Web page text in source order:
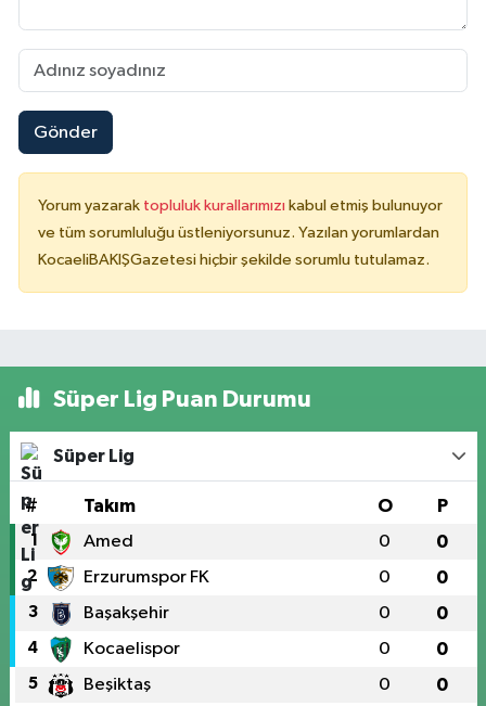
Gönder
Yorum yazarak topluluk kurallarımızı kabul etmiş bulunuyor
ve tüm sorumluluğu üstleniyorsunuz. Yazılan yorumlardan
KocaeliBAKIŞGazetesi hiçbir şekilde sorumlu tutulamaz.
Süper Lig Puan Durumu
Süper Lig
# Takım O P
1 Amed 0 0
2 Erzurumspor FK 0 0
3 Başakşehir 0 0
4 Kocaelispor 0 0
5 Beşiktaş 0 0